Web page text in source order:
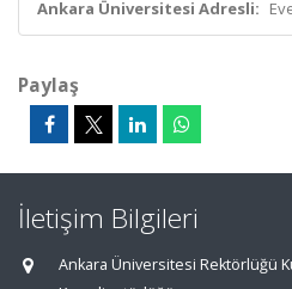
Ankara Üniversitesi Adresli:
Paylaş
İletişim Bilgileri
Ankara Üniversitesi Rektörlüğü